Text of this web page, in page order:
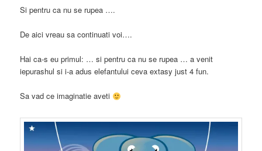
Si pentru ca nu se rupea ….
De aici vreau sa continuati voi….
Hai ca-s eu primul: … si pentru ca nu se rupea … a venit
iepurashul si i-a adus elefantului ceva extasy just 4 fun.
Sa vad ce imaginatie aveti